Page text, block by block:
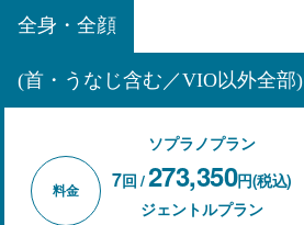
全身・全顔
(首・うなじ含む／VIO以外全部)
料金
ソプラノプラン
7回 /273,350円(税込)
ジェントルプラン